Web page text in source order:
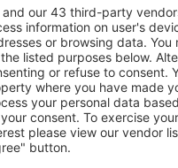
Courtyard
Shores
560€
Neptune City,